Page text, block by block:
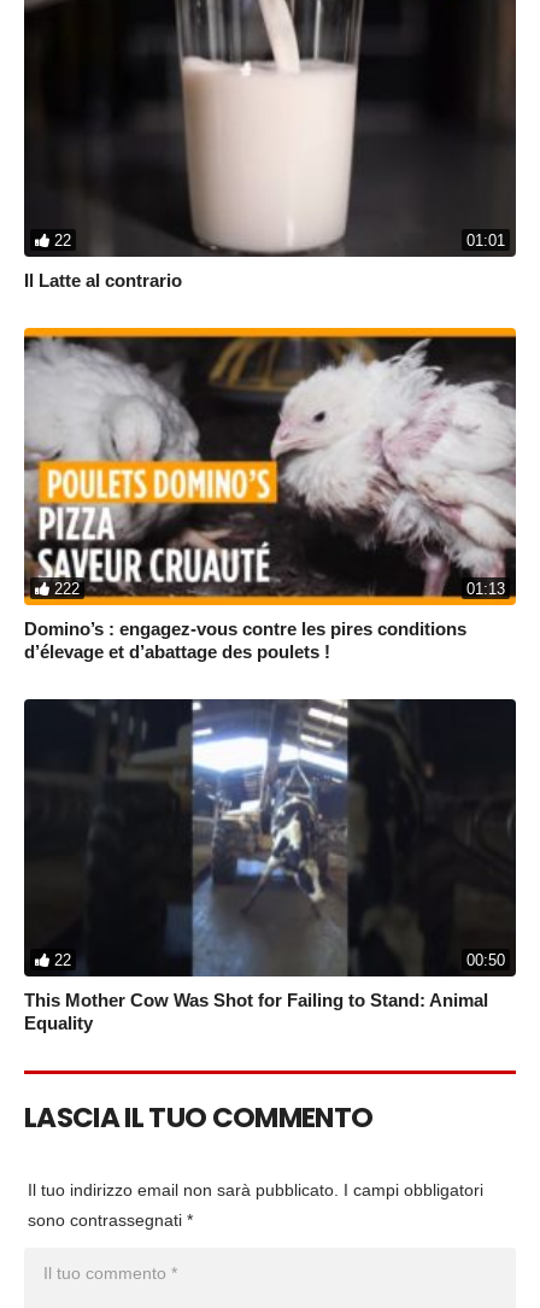
22 01:01
Il Latte al contrario
222 01:13
Domino’s : engagez-vous contre les pires conditions
d’élevage et d’abattage des poulets !
22 00:50
This Mother Cow Was Shot for Failing to Stand: Animal
Equality
LASCIA IL TUO COMMENTO
Il tuo indirizzo email non sarà pubblicato. I campi obbligatori
sono contrassegnati *